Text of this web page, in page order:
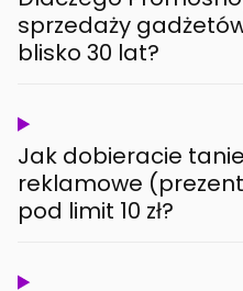
sprzedaży
blisko 30 lat?
Jak dobieracie
reklamowe
pod limit 10 zł?